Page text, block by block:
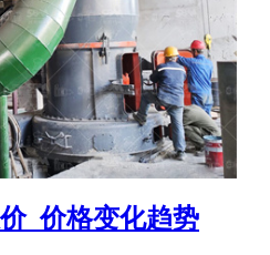
_价格变化趋势